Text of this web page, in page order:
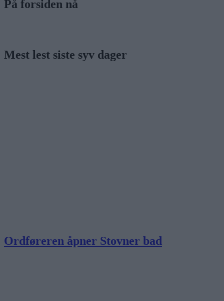
På forsiden nå
Mest lest siste syv dager
Ordføreren åpner Stovner bad